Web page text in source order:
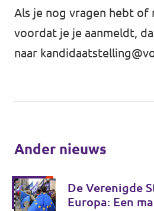
Als je nog vragen hebt
voordat je je aanmeldt,
naar
Ander nieuws
De Verenigde
Europa: Een